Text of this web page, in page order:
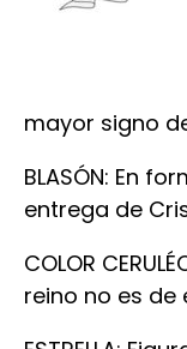
mayor signo
BLASÓN: En
entrega de
COLOR
reino no es de